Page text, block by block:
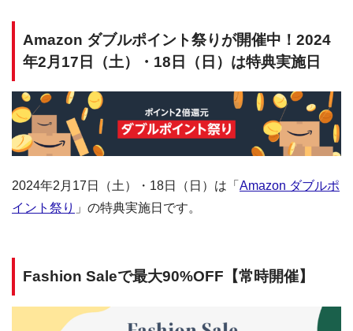
Amazon ダブルポイント祭りが開催中！2024
年2月17日（土）・18日（日）は特典実施日
2024年2月17日（土）・18日（日）は「 Amazon ダブルポ
イント祭り 」の特典実施日です。
Fashion Saleで最大90%OFF【常時開催】